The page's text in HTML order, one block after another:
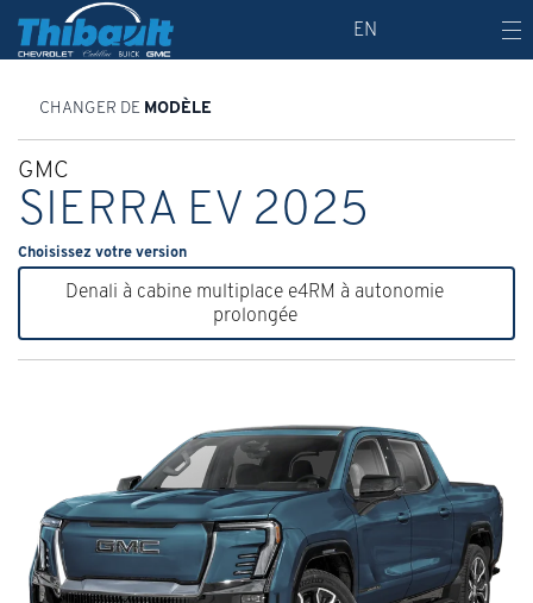
EN
CHANGER DE MODÈLE
GMC
SIERRA EV 2025
Choisissez votre version
Denali à cabine multiplace e4RM à autonomie
prolongée